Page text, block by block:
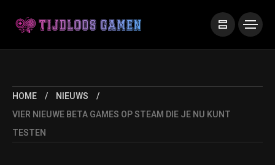
HOME
NIEUWS
VIER NIEUWE BETA GAMES OP STEAM DIE JE NU KUNT
TESTEN